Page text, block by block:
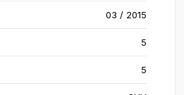
03 / 2015
5
5